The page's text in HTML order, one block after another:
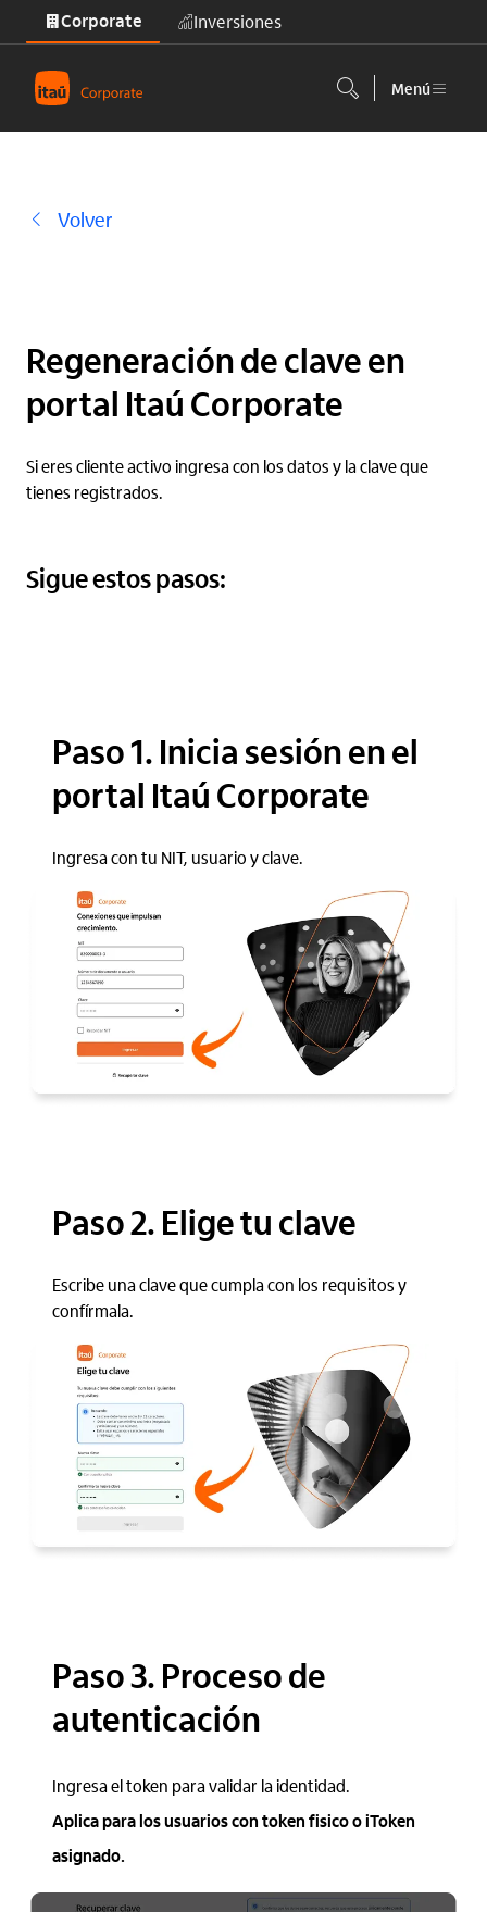
Saltar al contenido principal
Corporate Inversiones
Menú
Volver
Regeneración de clave en
portal Itaú Corporate
Si eres cliente activo ingresa con los datos y la clave que
tienes registrados.
Sigue estos pasos:
Paso 1. Inicia sesión en el
portal Itaú Corporate
Ingresa con tu NIT, usuario y clave.
Paso 2. Elige tu clave
Escribe una clave que cumpla con los requisitos y
confírmala.
Paso 3. Proceso de
autenticación
Ingresa el token para validar la identidad.
Aplica para los usuarios con token fisico o iToken
asignado.